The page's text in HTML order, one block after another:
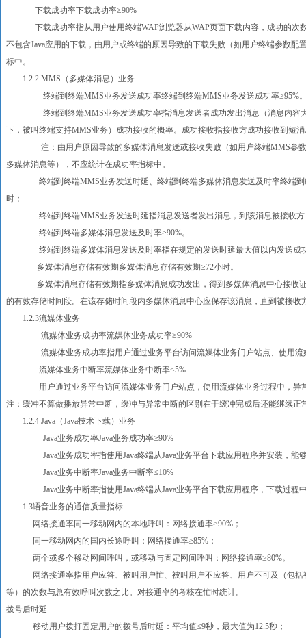
下载成功率下载成功率≥90%
下载成功率指从用户使用终端WAP浏览器从WAP页面下载内容，成功的次数
不包含Java应用的下载，由用户或终端的原因导致的下载失败（如用户终端参数
标中。
1.2.2 MMS（多媒体消息）业务
终端到终端MMS业务发送成功率终端到终端MMS业务发送成功率≥95%
终端到终端MMS业务发送成功率指消息发送者成功发出消息（消息内容大
下，被叫终端支持MMS业务）成功接收的概率。成功接收指接收方成功接收到短
注：由用户原因导致的多媒体消息发送或接收失败（如用户终端MMS参数
多媒体消息等），不应统计在成功率指标中。
终端到终端MMS业务发送时延、终端到终端多媒体消息发送及时率终端到
时；
终端到终端MMS业务发送时延指消息发送者发出消息，到该消息被接收方
终端到终端多媒体消息发送及时率≥90%。
终端到终端多媒体消息发送及时率指在规定的发送时延最大值以内发送成功
多媒体消息存储有效期多媒体消息存储有效期≥72小时。
多媒体消息存储有效期指多媒体消息成功发出，得到多媒体消息中心接收证
的有效存储时间段。在该存储时间段内多媒体消息中心应保存该消息，直到被接收
1.2.3流媒体业务
流媒体业务成功率流媒体业务成功率≥90%
流媒体业务成功率指用户通过业务平台访问流媒体业务门户站点、使用流媒
流媒体业务中断率流媒体业务中断率≤5%
用户通过业务平台访问流媒体业务门户站点，使用流媒体业务过程中，异常
注：缓冲不算做播放异常中断，缓冲与异常中断的区别在于缓冲完成后还能继续
1.2.4 Java（Java技术下载）业务
Java业务成功率Java业务成功率≥90%
Java业务成功率指使用Java终端从Java业务平台下载应用程序并安装，能够
Java业务中断率Java业务中断率≤10%
Java业务中断率指使用Java终端从Java业务平台下载应用程序，下载过程中
1.3语音业务的通信质量指标
网络接通率同一移动网内的本地呼叫：网络接通率≥90%；
同一移动网内的国内长途呼叫：网络接通率≥85%；
两个或多个移动网间呼叫，或移动与固定网间呼叫：网络接通率≥80%。
网络接通率指用户应答、被叫用户忙、被叫用户不应答、用户不可及（包括
等）的次数与总有效呼叫次数之比。对接通率的考核在忙时统计。
拨号后时延
移动用户拨打固定用户的拨号后时延：平均值≤9秒，最大值为12.5秒；